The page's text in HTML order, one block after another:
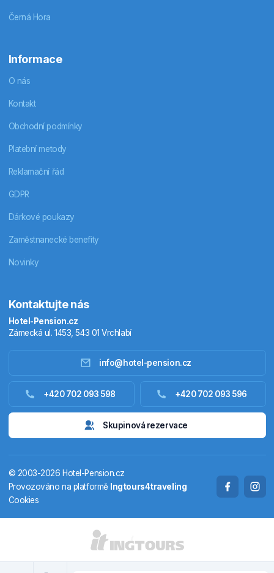
Ubytování zahraniční
Termály
Chaty a chalupy
DE
Černá Hora
Informace
O nás
Kontakt
Obchodní podmínky
Platební metody
Reklamační řád
GDPR
Dárkové poukazy
Zaměstnanecké benefity
Novinky
Kontaktujte nás
Hotel-Pension.cz
Zámecká ul. 1453, 543 01 Vrchlabí
info@hotel-pension.cz
+420 702 093 598 +420 702 093 596
Skupinová rezervace
© 2003-2026 Hotel-Pension.cz
Provozováno na platformě Ingtours4traveling
Cookies